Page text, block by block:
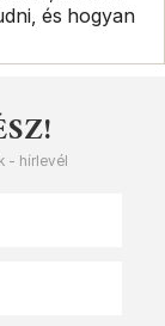
és hogyan
- hírlevél